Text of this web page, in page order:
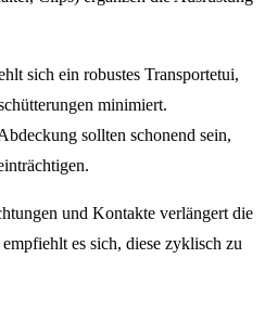
sich ein robustes Transportetui,
minimiert.
sollten schonend sein,
und Kontakte verlängert die
es sich, diese zyklisch zu